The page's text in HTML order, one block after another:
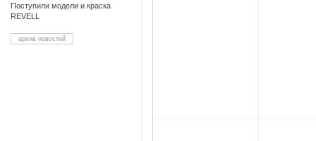
Поступили модели и краска
REVELL
архив новостей